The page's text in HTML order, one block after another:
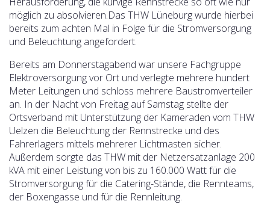
möglich zu absolvieren.Das THW Lüneburg wurde hierbei
bereits zum achten Mal in Folge für die Stromversorgung
und Beleuchtung angefordert.
Bereits am Donnerstagabend war unsere Fachgruppe
Elektroversorgung vor Ort und verlegte mehrere hundert
Meter Leitungen und schloss mehrere Baustromverteiler
an. In der Nacht von Freitag auf Samstag stellte der
Ortsverband mit Unterstützung der Kameraden vom THW
Uelzen die Beleuchtung der Rennstrecke und des
Fahrerlagers mittels mehrerer Lichtmasten sicher.
Außerdem sorgte das THW mit der Netzersatzanlage 200
kVA mit einer Leistung von bis zu 160.000 Watt für die
Stromversorgung für die Catering-Stände, die Rennteams,
der Boxengasse und für die Rennleitung.